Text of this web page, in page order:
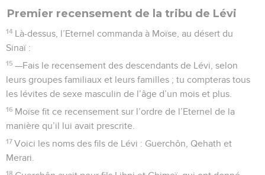
Premier recensement de la tribu de Lévi
14 Là-dessus, l’Eternel commanda à Moïse, au désert du
Sinaï :
15 —Fais le recensement des descendants de Lévi, selon
leurs groupes familiaux et leurs familles ; tu compteras tous
les lévites de sexe masculin de l’âge d’un mois et plus.
16 Moïse fit ce recensement sur l’ordre de l’Eternel de la
manière qu’il lui avait prescrite.
17 Voici les noms des fils de Lévi : Guerchôn, Qehath et
Merari.
18